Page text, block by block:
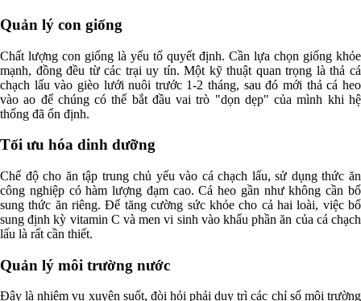
Quản lý con giống
Chất lượng con giống là yếu tố quyết định. Cần lựa chọn giống khỏe
mạnh, đồng đều từ các trại uy tín. Một kỹ thuật quan trọng là thả cá
chạch lấu vào gièo lưới nuôi trước 1-2 tháng, sau đó mới thả cá heo
vào ao để chúng có thể bắt đầu vai trò "dọn dẹp" của mình khi hệ
thống đã ổn định.
Tối ưu hóa dinh dưỡng
Chế độ cho ăn tập trung chủ yếu vào cá chạch lấu, sử dụng thức ăn
công nghiệp có hàm lượng đạm cao. Cá heo gần như không cần bổ
sung thức ăn riêng. Để tăng cường sức khỏe cho cả hai loài, việc bổ
sung định kỳ vitamin C và men vi sinh vào khẩu phần ăn của cá chạch
lấu là rất cần thiết.
Quản lý môi trường nước
Đây là nhiệm vụ xuyên suốt, đòi hỏi phải duy trì các chỉ số môi trường